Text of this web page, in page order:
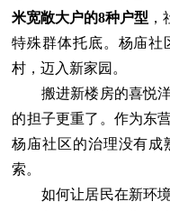
米宽敞大户的8种户型
特殊群体托底。杨庙社
村，迈入新家园。
搬进新楼房的喜悦洋
的担子更重了。作为东
杨庙社区的治理没有成
索。
如何让居民在新环境